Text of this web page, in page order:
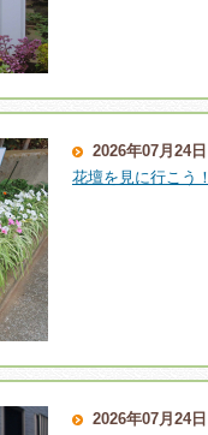
2026年07月24日
花壇を見に行こう！
2026年07月24日